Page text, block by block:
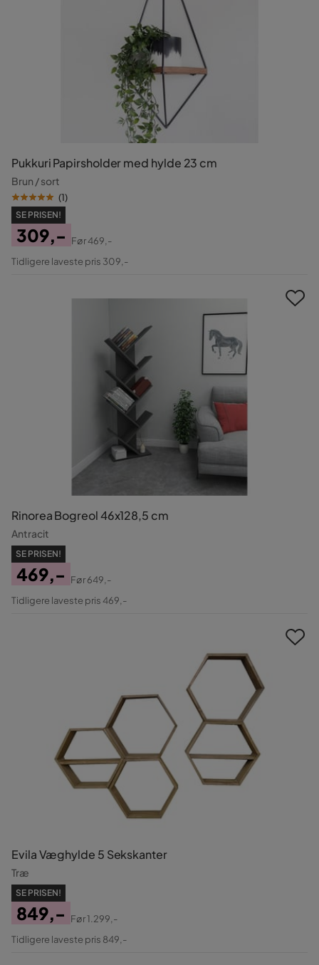
Pukkuri Papirsholder med hylde 23 cm
Brun / sort
(1)
SE PRISEN!
Pris
309,-
Original
Før469,-
Tidligere laveste pris 309,-
Rinorea Bogreol 46x128,5 cm
Antracit
SE PRISEN!
Pris
469,-
Original
Før649,-
Tidligere laveste pris 469,-
Evila Væghylde 5 Sekskanter
Træ
SE PRISEN!
Pris
849,-
Original
Før1.299,-
Tidligere laveste pris 849,-